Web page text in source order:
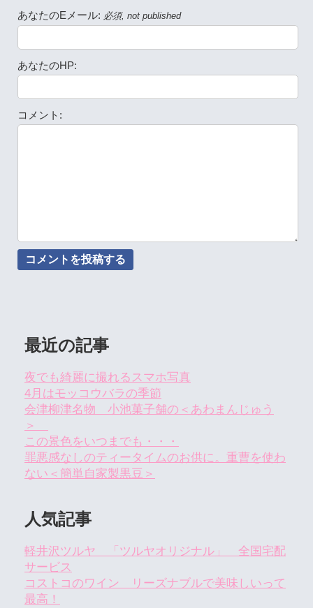
あなたのEメール: 必須, not published
あなたのHP:
コメント:
最近の記事
夜でも綺麗に撮れるスマホ写真
4月はモッコウバラの季節
会津柳津名物 小池菓子舗の＜あわまんじゅう
＞
この景色をいつまでも・・・
罪悪感なしのティータイムのお供に。重曹を使わ
ない＜簡単自家製黒豆＞
人気記事
軽井沢ツルヤ 「ツルヤオリジナル」 全国宅配
サービス
コストコのワイン リーズナブルで美味しいって
最高！